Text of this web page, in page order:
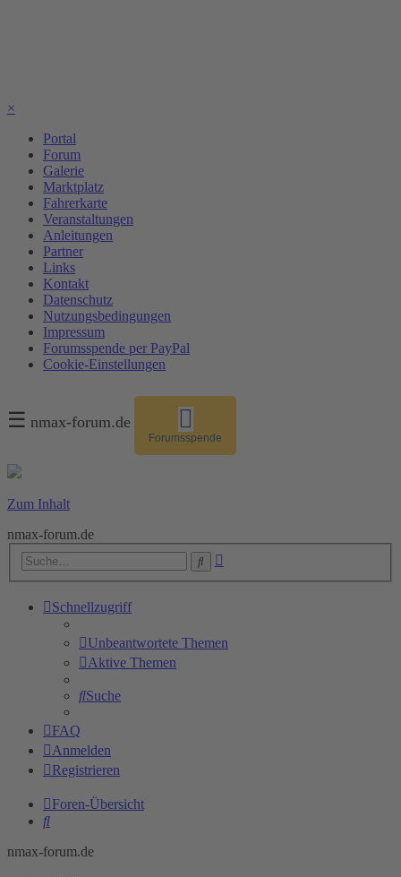
×
Portal
Forum
Galerie
Marktplatz
Fahrerkarte
Veranstaltungen
Anleitungen
Partner
Links
Kontakt
Datenschutz
Nutzungsbedingungen
Impressum
Forumsspende per PayPal
Cookie-Einstellungen
☰ nmax-forum.de
Forumsspende
Zum Inhalt
nmax-forum.de
Suche
Schnellzugriff
Unbeantwortete Themen
Aktive Themen
Suche
FAQ
Anmelden
Registrieren
Foren-Übersicht
Suche
nmax-forum.de